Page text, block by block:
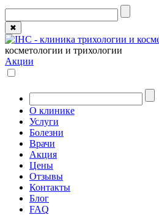
✖
косметологии и трихологии
Акции
О клинике
Услуги
Болезни
Врачи
Акция
Цены
Отзывы
Контакты
Блог
FAQ